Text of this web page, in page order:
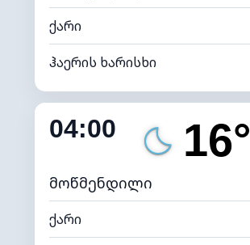
ქარი
ჰაერის ხარისხი
შიდა ტენიანობა
ნამის წერტილი
განათების ინდექსი
04:00 16°
მოწმენდილი
ქარი